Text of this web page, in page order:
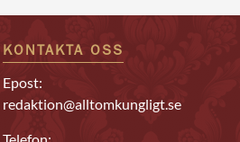
KONTAKTA OSS
Epost:
redaktion@alltomkungligt.se